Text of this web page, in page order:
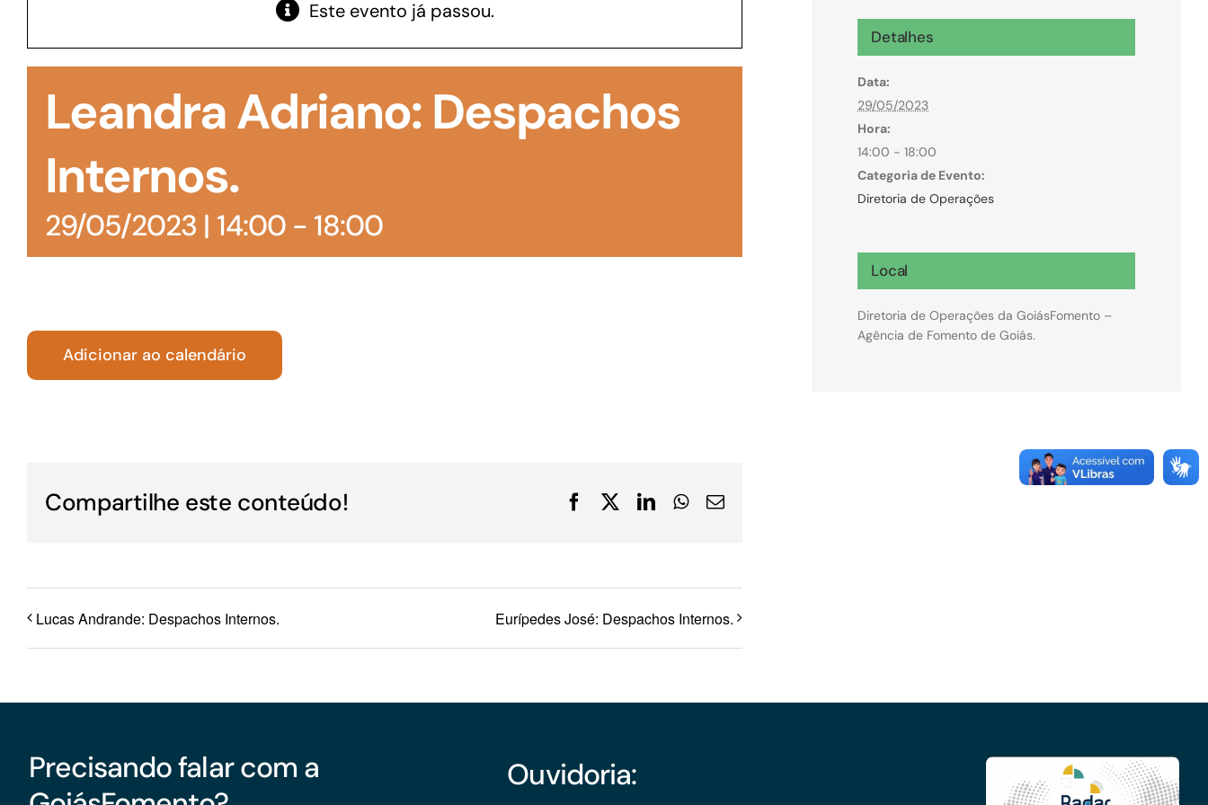
manutenção de estoques e despesas operacionais
realizar obras, dentre outros serviços
Microcrédito
Para MEI, microempresas e pessoas físicas
(feirantes e transportes)
Turismo
Este evento já passou.
Leandra Adriano: Despachos
Internos.
29/05/2023 | 14:00- 18:00
Adicionar ao calendário
Compartilhe este conteúdo! FacebookLinkedInWhatsApp
E-
Lucas Andrande: Despachos Internos. Eurípedes José: Despachos Internos.
Detalhes
Data:
29/05/2023
Hora:
14:00 - 18:00
Categoria de Evento:
Diretoria de Operações
Local
Diretoria de Operações da GoiásFomento –
Agência de Fomento de Goiás.
Precisando falar com a
Ouvidoria: